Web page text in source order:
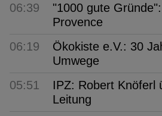
06:39
"1000 gute
Provence
06:19
Ökokiste e.V.: 30
Umwege
05:51
IPZ: Robert Knöferl
Leitung